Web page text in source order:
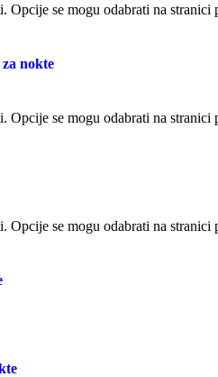
Opcije se mogu odabrati na stranici
nokte
Opcije se mogu odabrati na stranici
Opcije se mogu odabrati na stranici